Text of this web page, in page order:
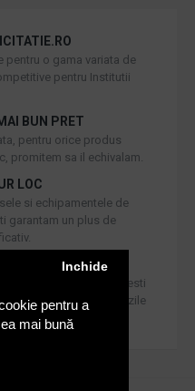
pentru a
mai bună
Inchide
pentru o gama variata de
pentru Institutii
BUN PRET
pentru orice produs
promitem sa il echivalam.
LOC
si echipamentele de
garantam un plus de
calitate, dar daca doresti
returul in 30 de zile